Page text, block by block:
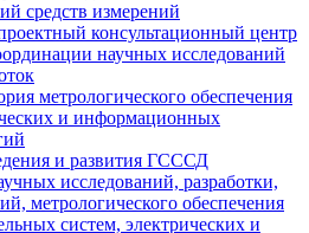
средств измерений
консультационный центр
научных исследований
метрологического обеспечения
и информационных
и развития ГСССД
исследований, разработки,
метрологического обеспечения
систем, электрических и